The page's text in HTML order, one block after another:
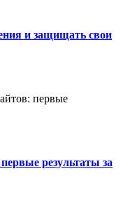
и защищать свои
результаты за